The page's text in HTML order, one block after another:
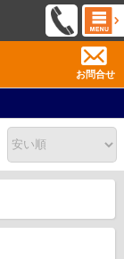
お問合せ